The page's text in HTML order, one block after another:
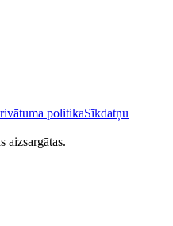
politikaSīkdatņu
aizsargātas.